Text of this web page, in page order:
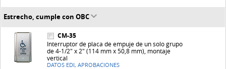
Estrecho, cumple con OBC
CM-35
Interruptor de placa de empuje de un solo grupo
de 4-1/2" x 2" (114 mm x 50,8 mm), montaje
vertical
DATOS EDI, APROBACIONES